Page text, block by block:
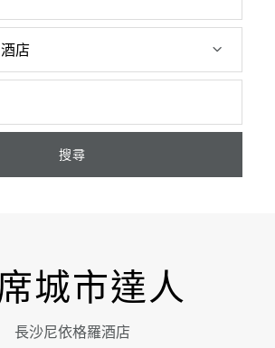
店
搜尋
城市達人
長沙尼依格羅酒店